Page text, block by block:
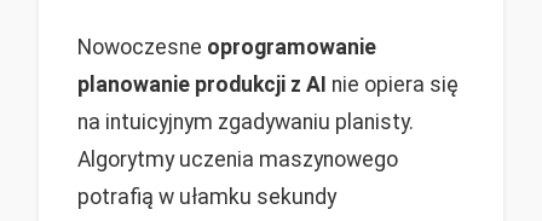
Nowoczesne oprogramowanie
planowanie produkcji z AI nie opiera się
na intuicyjnym zgadywaniu planisty.
Algorytmy uczenia maszynowego
potrafią w ułamku sekundy